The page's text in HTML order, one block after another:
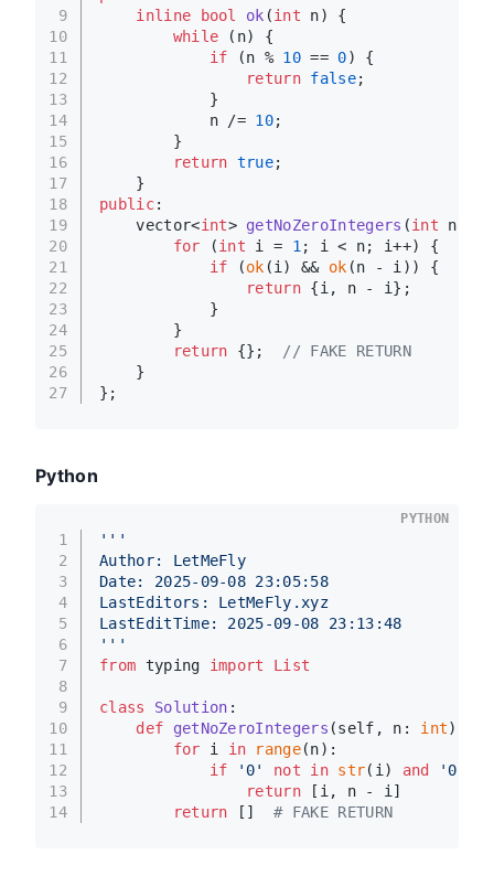
9
10
11
12
13
14
15
16
17
18
19
20
21
22
23
24
25
26
27
inline
bool ok (int n)
{
while (n) {
if (n % 10 == 0) {
return false;
            }
            n /=
10;
        }
return true;
    }
public:
vector<int> getNoZeroIntegers (int n)
for (int i = 1 ; i < n; i++) {
if (ok (i) && ok (n - i)) {
return {i, n - i};
            }
        }
return {}; // FAKE RETURN
    }
};
Python
1
2
3
4
5
6
7
8
9
10
11
12
13
14
'''
Author: LetMeFly
Date: 2025-09-08 23:05:58
LastEditors: LetMeFly.xyz
LastEditTime: 2025-09-08 23:13:48
'''
from typing import List
class Solution :
def
getNoZeroIntegers (self, n: int) ->
for i in range(n):
if
'0' not in str(i) and '0'
return [i, n - i]
return [] # FAKE RETURN
PYTHON